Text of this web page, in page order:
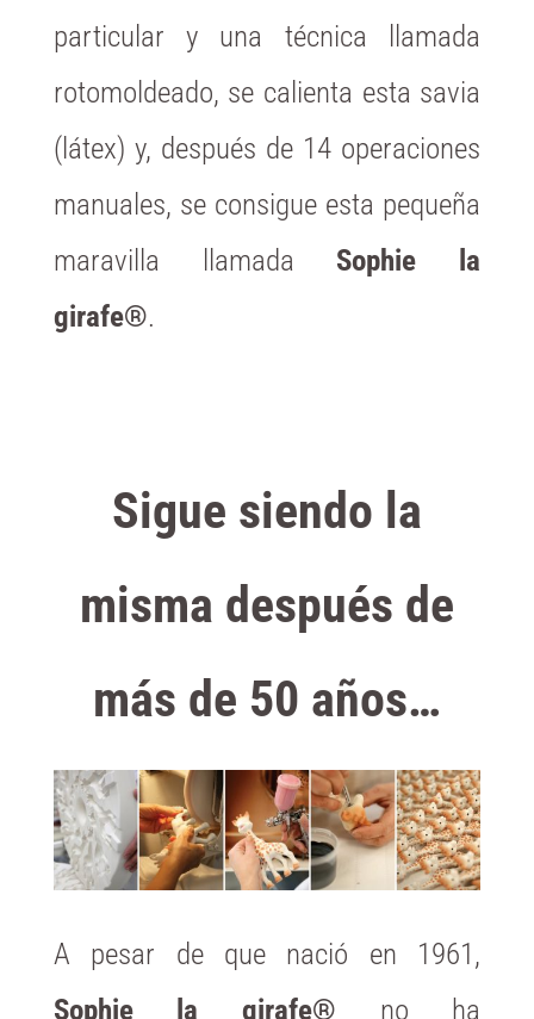
particular y una técnica llamada
rotomoldeado, se calienta esta savia
(látex) y, después de 14 operaciones
manuales, se consigue esta pequeña
maravilla llamada Sophie la
girafe®.
Sigue siendo la
misma después de
más de 50 años…
A pesar de que nació en 1961,
Sophie la girafe® no ha